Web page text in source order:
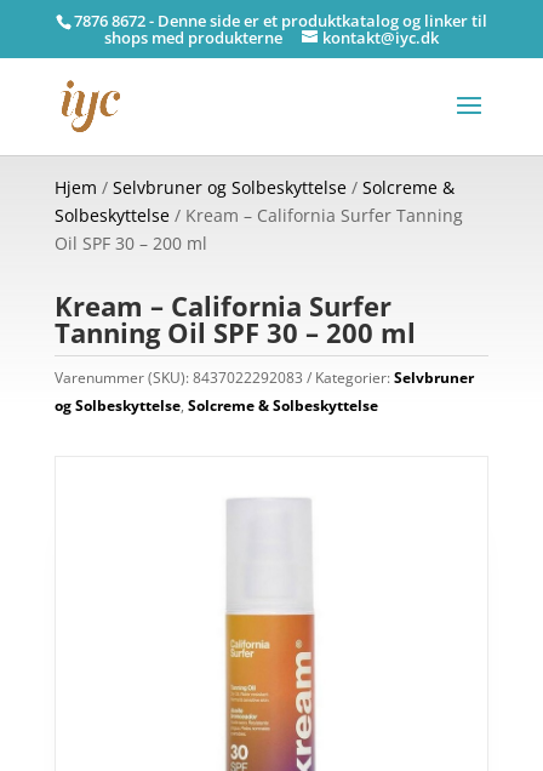
7876 8672 - Denne side er et produktkatalog og linker til
shops med produkterne kontakt@iyc.dk
Hjem / Selvbruner og Solbeskyttelse/ Solcreme &
Solbeskyttelse/ Kream – California Surfer Tanning
Oil SPF 30 – 200 ml
Kream – California Surfer
Tanning Oil SPF 30 – 200 ml
Varenummer (SKU):8437022292083 Kategorier:Selvbruner
og Solbeskyttelse, Solcreme & Solbeskyttelse